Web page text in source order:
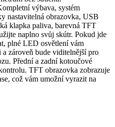
výbava, systém
nastavitelná obrazovka, USB
klapka paliva, barevná TFT
naplno svůj skútr. Pokud jde
plné LED osvětlení vám
zároveň bude viditelnější pro
Přední a zadní kotoučové
TFT obrazovka zobrazuje
což vám umožní vyrazit na